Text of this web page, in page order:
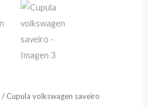
/ Cupula volkswagen saveiro